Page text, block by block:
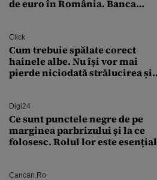
de euro în România. Banca
Click
Cum trebuie spălate corect
hainele albe. Nu își vor mai
pierde niciodată strălucirea și
Digi24
Ce sunt punctele negre de pe
marginea parbrizului și la ce
folosesc. Rolul lor este esențial
Cancan.ro